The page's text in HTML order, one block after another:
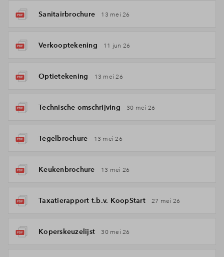
Sanitairbrochure 13 mei 26
Verkooptekening 11 jun 26
Optietekening 13 mei 26
Technische omschrijving 30 mei 26
Tegelbrochure 13 mei 26
Keukenbrochure 13 mei 26
Taxatierapport t.b.v. KoopStart 27 mei 26
Koperskeuzelijst 30 mei 26